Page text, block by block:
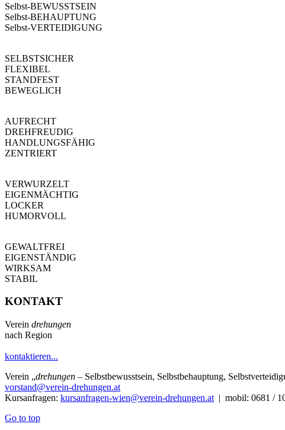
Selbst-BEWUSSTSEIN
Selbst-BEHAUPTUNG
Selbst-VERTEIDIGUNG
SELBSTSICHER
FLEXIBEL
STANDFEST
BEWEGLICH
AUFRECHT
DREHFREUDIG
HANDLUNGSFÄHIG
ZENTRIERT
VERWURZELT
EIGENMÄCHTIG
LOCKER
HUMORVOLL
GEWALTFREI
EIGENSTÄNDIG
WIRKSAM
STABIL
KONTAKT
Verein drehungen
nach Region
kontaktieren...
Verein „drehungen – Selbstbewusstsein, Selbstbehauptung,
vorstand@verein-drehungen.at
Kursanfragen: kursanfragen-wien@verein-drehungen.at | mobil: 0681 /
Go to top